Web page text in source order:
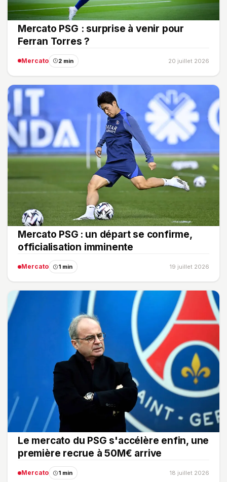
Mercato PSG : surprise à venir pour
Ferran Torres ?
Mercato 2 min 20 juillet 2026
Mercato PSG : un départ se confirme,
officialisation imminente
Mercato 1 min 19 juillet 2026
Le mercato du PSG s'accélère enfin, une
première recrue à 50M€ arrive
Mercato 1 min 18 juillet 2026